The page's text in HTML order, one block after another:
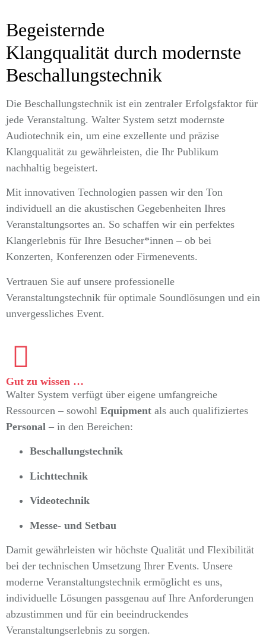
Begeisternde
Klangqualität durch modernste
Beschallungstechnik
Die Beschallungstechnik ist ein zentraler Erfolgsfaktor für
jede Veranstaltung. Walter System setzt modernste
Audiotechnik ein, um eine exzellente und präzise
Klangqualität zu gewährleisten, die Ihr Publikum
nachhaltig begeistert.
Mit innovativen Technologien passen wir den Ton
individuell an die akustischen Gegebenheiten Ihres
Veranstaltungsortes an. So schaffen wir ein perfektes
Klangerlebnis für Ihre Besucher*innen – ob bei
Konzerten, Konferenzen oder Firmenevents.
Vertrauen Sie auf unsere professionelle
Veranstaltungstechnik für optimale Soundlösungen und ein
unvergessliches Event.
Gut zu wissen …
Walter System verfügt über eigene umfangreiche
Ressourcen – sowohl Equipment als auch qualifiziertes
Personal – in den Bereichen:
Beschallungstechnik
Lichttechnik
Videotechnik
Messe- und Setbau
Damit gewährleisten wir höchste Qualität und Flexibilität
bei der technischen Umsetzung Ihrer Events. Unsere
moderne Veranstaltungstechnik ermöglicht es uns,
individuelle Lösungen passgenau auf Ihre Anforderungen
abzustimmen und für ein beeindruckendes
Veranstaltungserlebnis zu sorgen.